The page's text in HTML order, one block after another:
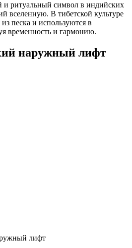
ритуальный символ в индийских
вселенную. В тибетской культуре
песка и используются в
временность и гармонию.
наружный лифт
лифт